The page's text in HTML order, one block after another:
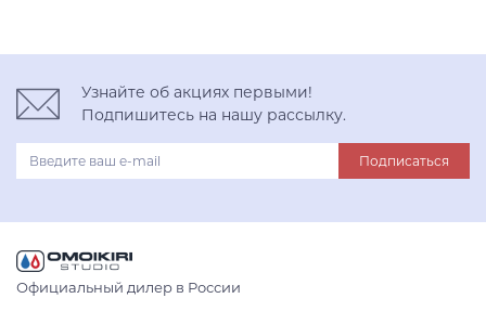
Узнайте об акциях первыми!
Подпишитесь на нашу рассылку.
Подписаться
Официальный дилер в России